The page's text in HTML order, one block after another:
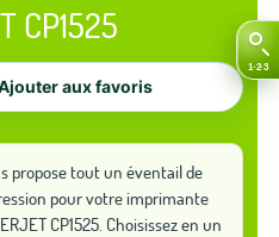
CP1525
aux favoris
propose tout un éventail de
pour votre imprimante
CP1525. Choisissez en un